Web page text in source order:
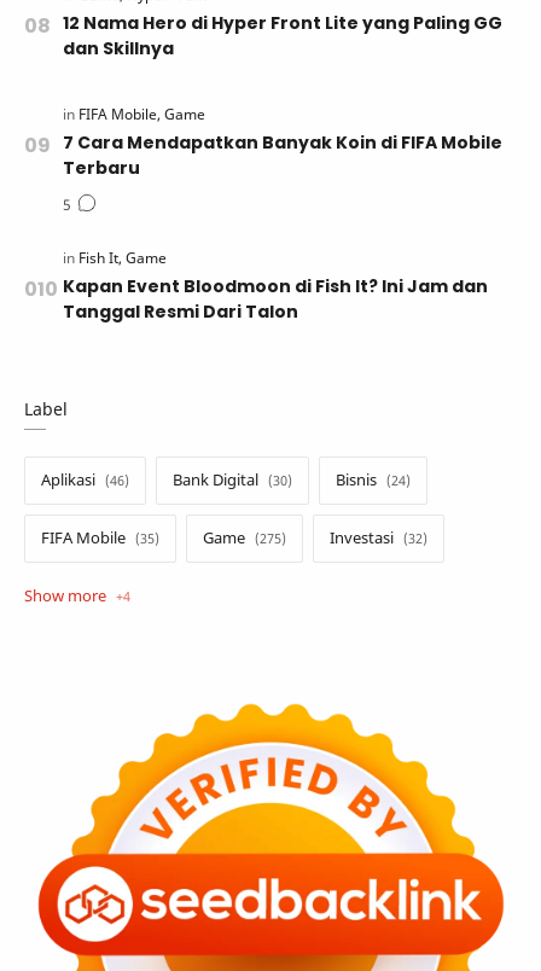
12 Nama Hero di Hyper Front Lite yang Paling GG
dan Skillnya
7 Cara Mendapatkan Banyak Koin di FIFA Mobile
Terbaru
Kapan Event Bloodmoon di Fish It? Ini Jam dan
Tanggal Resmi Dari Talon
Label
Aplikasi Bank Digital Bisnis
FIFA Mobile Game Investasi
Opini